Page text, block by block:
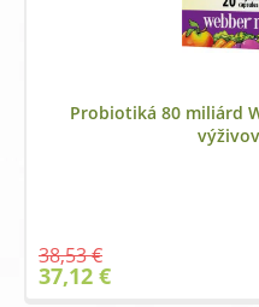
Probiotiká 80 miliárd
38,53€
Original
price
37,12 €Current
price